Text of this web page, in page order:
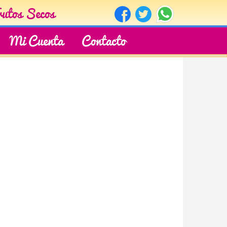
Secos
Mi Cuenta Contacto